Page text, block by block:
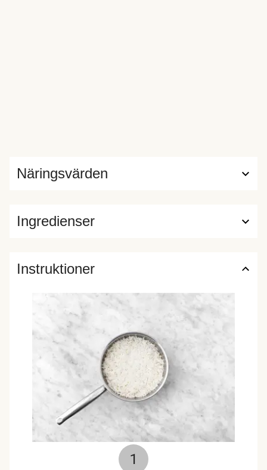
Ingredienser
Näringsvärden
Instruktioner
1